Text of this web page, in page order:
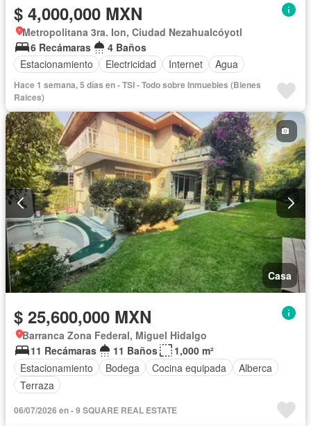
$ 4,000,000 MXN
Metropolitana 3ra. Ion, Ciudad Nezahualcóyotl
6 Recámaras
4 Baños
Estacionamiento
Electricidad Internet Agua
Hace 1 semana, 5 días en - TSI - Todo sobre Inmuebles (Bienes
Raices)
Casa
$ 25,600,000 MXN
Barranca Zona Federal, Miguel Hidalgo
11 Recámaras
11 Baños
1,000 m²
Estacionamiento
Bodega Cocina equipada
Alberca
Terraza
06/07/2026 en - 9 SQUARE REAL ESTATE